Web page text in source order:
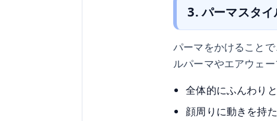
3. パーマスタイ
パーマをかけること
ルパーマやエアウェー
全体的にふんわり
顔周りに動きを持